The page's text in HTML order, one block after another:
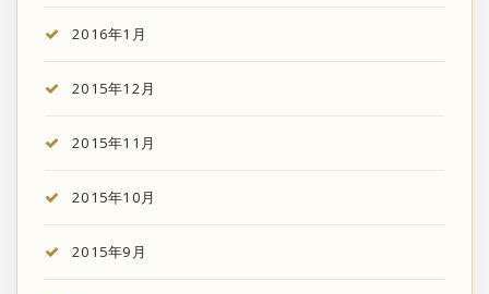
2016年1月
2015年12月
2015年11月
2015年10月
2015年9月